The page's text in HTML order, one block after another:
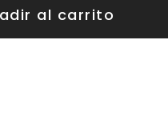
al carrito